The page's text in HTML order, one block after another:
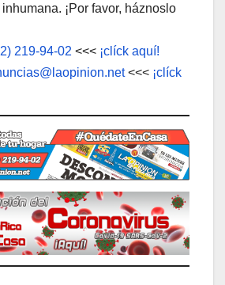
¡Por favor, háznoslo
219-94-02 <<< ¡clíck aquí!
<<< ¡clíck